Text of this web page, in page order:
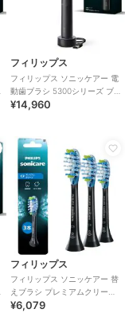
フィリップス
フィリップス ソニッケアー 電
動歯ブラシ 5300シリーズ ブ
ラック
¥14,960
フィリップス
フィリップス ソニッケアー 替
えブラシ プレミアムクリーン
3本組 ブラック
¥6,079